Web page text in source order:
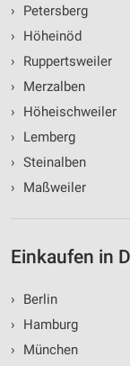
›
Petersberg
›
Höheinöd
›
Ruppertsweiler
›
Merzalben
›
Höheischweiler
›
Lemberg
› Steinalben
›
Maßweiler
Einkaufen in
›
Berlin
›
Hamburg
›
München
Verwendung
Geräte anhand
Informationen
Nicht-IAB-
Notwendig
Performance
Funktional